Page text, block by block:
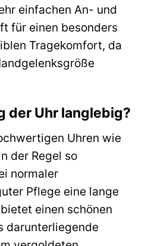
einfachen An- und
für einen besonders
Tragekomfort, da
der Uhr langlebig?
Uhren wie
der Regel so
normaler
Pflege eine lange
einen schönen
darunterliegende